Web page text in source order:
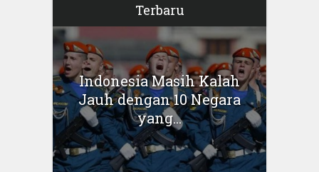
Terbaru
Indonesia Masih Kalah
Jauh dengan 10 Negara
yang...